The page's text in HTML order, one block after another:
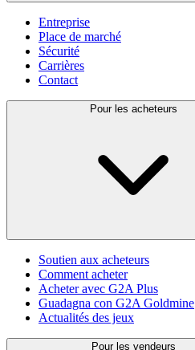
Entreprise
Place de marché
Sécurité
Carrières
Contact
Pour les acheteurs
Soutien aux acheteurs
Comment acheter
Acheter avec G2A Plus
Guadagna con G2A Goldmine
Actualités des jeux
Pour les vendeurs